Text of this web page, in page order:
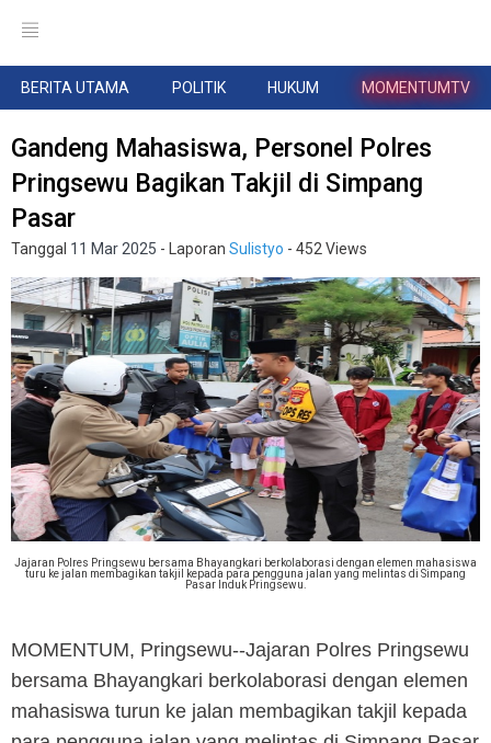
BERITA UTAMA POLITIK HUKUM MOMENTUMTV
Gandeng Mahasiswa, Personel Polres
Pringsewu Bagikan Takjil di Simpang
Pasar
Tanggal 11 Mar 2025 - Laporan Sulistyo - 452 Views
Jajaran Polres Pringsewu bersama Bhayangkari berkolaborasi dengan elemen mahasiswa
turu ke jalan membagikan takjil kepada para pengguna jalan yang melintas di Simpang
Pasar Induk Pringsewu.
MOMENTUM, Pringsewu--Jajaran Polres Pringsewu
bersama Bhayangkari berkolaborasi dengan elemen
mahasiswa turun ke jalan membagikan takjil kepada